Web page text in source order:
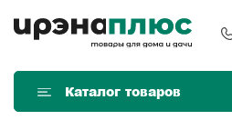
Каталог товаров